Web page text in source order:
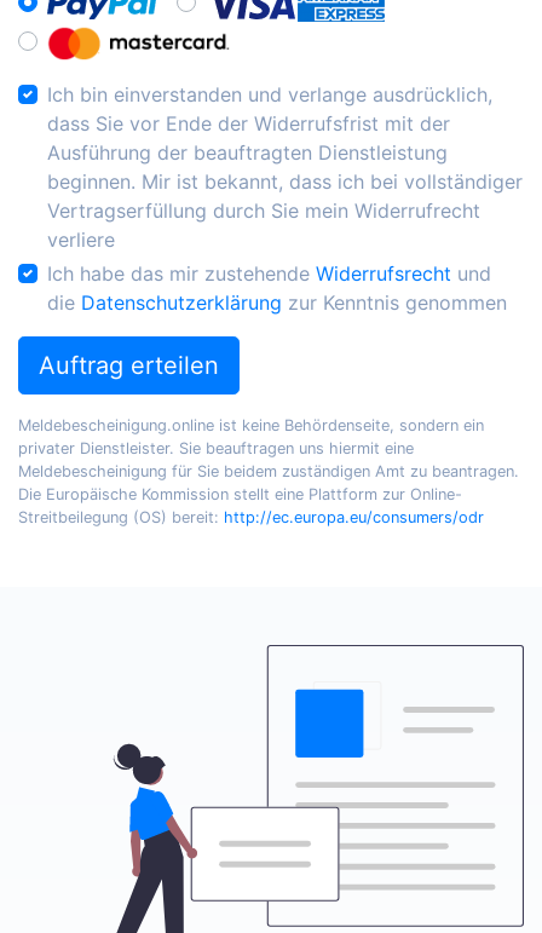
Ich bin einverstanden und verlange ausdrücklich,
dass Sie vor Ende der Widerrufsfrist mit der
Ausführung der beauftragten Dienstleistung
beginnen. Mir ist bekannt, dass ich bei vollständiger
Vertragserfüllung durch Sie mein Widerrufrecht
verliere
Ich habe das mir zustehende Widerrufsrecht und
die Datenschutzerklärung zur Kenntnis genommen
Auftrag erteilen
Meldebescheinigung.online ist keine Behördenseite, sondern ein
privater Dienstleister. Sie beauftragen uns hiermit eine
Meldebescheinigung für Sie beidem zuständigen Amt zu beantragen.
Die Europäische Kommission stellt eine Plattform zur Online-
Streitbeilegung (OS) bereit: http://ec.europa.eu/consumers/odr